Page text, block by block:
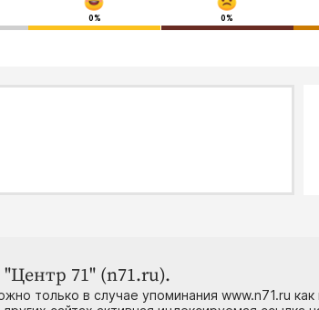
0% 0%
"Центр 71" (n71.ru).
только в случае упоминания www.n71.ru